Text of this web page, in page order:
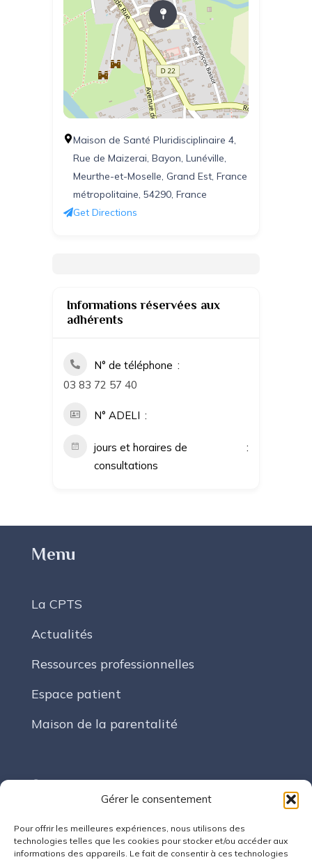
Gérer le consentement
Pour offrir les meilleures expériences, nous utilisons des
technologies telles que les cookies pour stocker et/ou accéder aux
informations des appareils. Le fait de consentir à ces technologies
Maison de Santé Pluridisciplinaire 4,
Rue de Maizerai, Bayon, Lunéville,
Meurthe-et-Moselle, Grand Est, France
métropolitaine, 54290, France
Get Directions
Informations réservées aux
adhérents
N° de téléphone
03 83 72 57 40
N° ADELI
jours et horaires de
consultations
Menu
La CPTS
Actualités
Ressources professionnelles
Espace patient
Maison de la parentalité
Suivez-nous
LinkedIn